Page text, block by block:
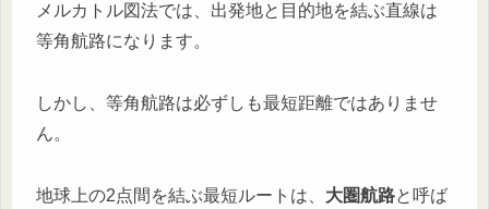
メルカトル図法では、出発地と目的地を結ぶ直線は
等角航路になります。
しかし、等角航路は必ずしも最短距離ではありませ
ん。
地球上の2点間を結ぶ最短ルートは、 大圏航路と呼ば